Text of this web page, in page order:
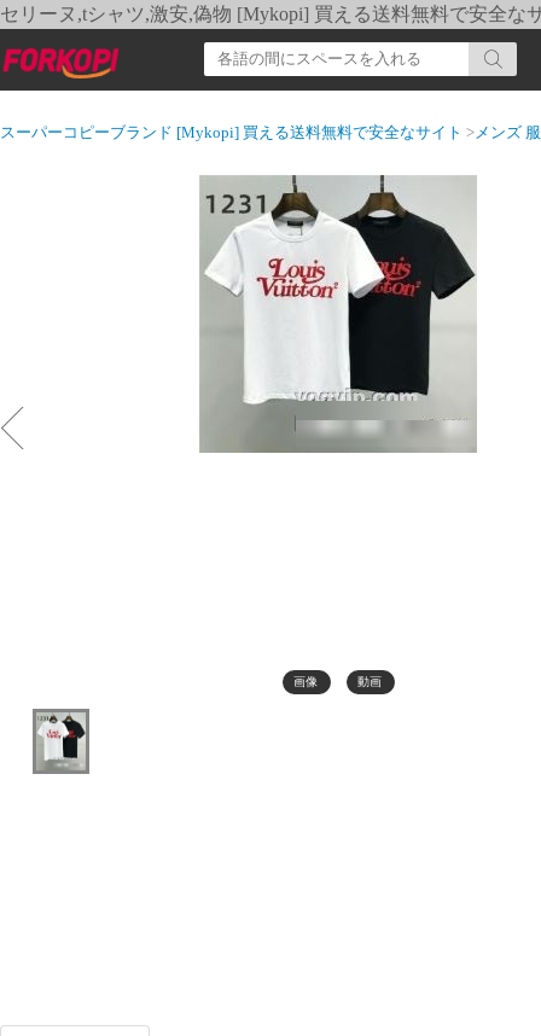
セリーヌ,tシャツ,激安,偽物 [Mykopi] 買える送料無料で安全な
スーパーコピーブランド [Mykopi] 買える送料無料で安全なサイト >メンズ 服
画像 動画